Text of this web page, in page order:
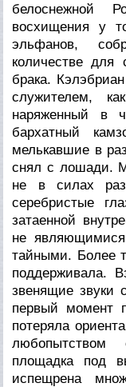
белоснежной
восхищения у
эльфанов,
количестве для
брака.
служителем,
наряженный в
бархатный
мелькавшие в
снял с лошади.
не в силах
серебристые
затаенной
не
тайными. Более
поддерживала.
звенящие
первый момент
потеряла
любопытством
площадка под
испещрена